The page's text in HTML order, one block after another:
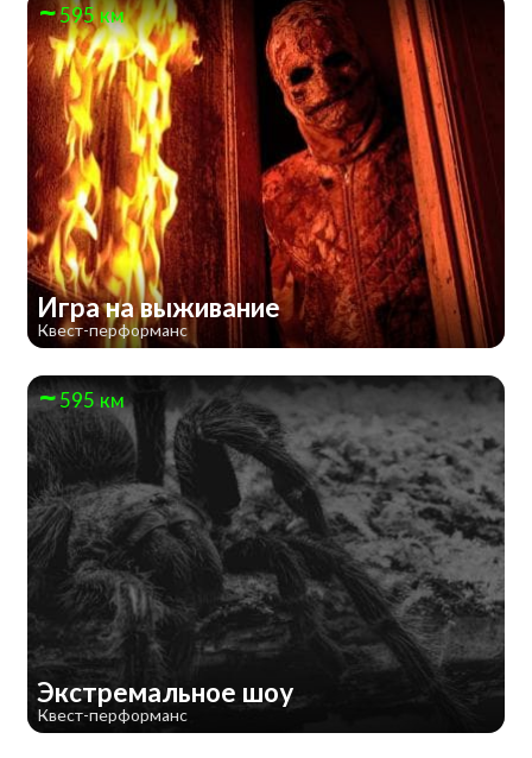
595 км
Игра на выживание
Квест-перформанс
595 км
Экстремальное шоу
Квест-перформанс